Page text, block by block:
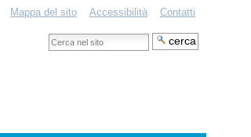
Mappa del sito Accessibilità Contatti
Cerca
nel